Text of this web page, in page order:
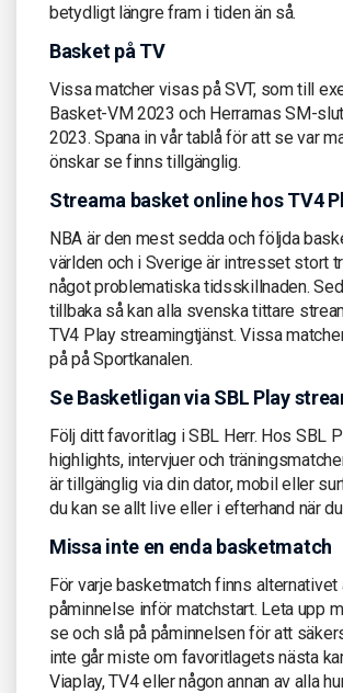
betydligt längre fram i tiden än så.
Basket på TV
Vissa matcher visas på SVT, som till
Basket-VM 2023 och Herrarnas SM-
2023. Spana in vår tablå för att se var
önskar se finns tillgänglig.
Streama basket online hos TV4
NBA är den mest sedda och följda
världen och i Sverige är intresset stort
något problematiska tidsskillnaden.
tillbaka så kan alla svenska tittare
TV4 Play streamingtjänst. Vissa
på på Sportkanalen.
Se Basketligan via SBL Play
Följ ditt favoritlag i SBL Herr. Hos SBL
highlights, intervjuer och
är tillgänglig via din dator, mobil eller
du kan se allt live eller i efterhand när
Missa inte en enda basketmatch
För varje basketmatch finns alternativet
påminnelse inför matchstart. Leta upp
se och slå på påminnelsen för att
inte går miste om favoritlagets nästa
Viaplay, TV4 eller någon annan av alla